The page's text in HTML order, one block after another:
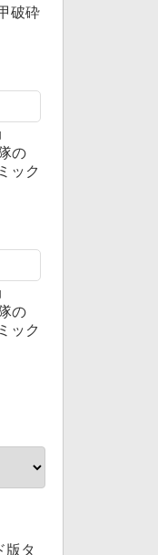
破砕
の
ック
の
ック
版タ